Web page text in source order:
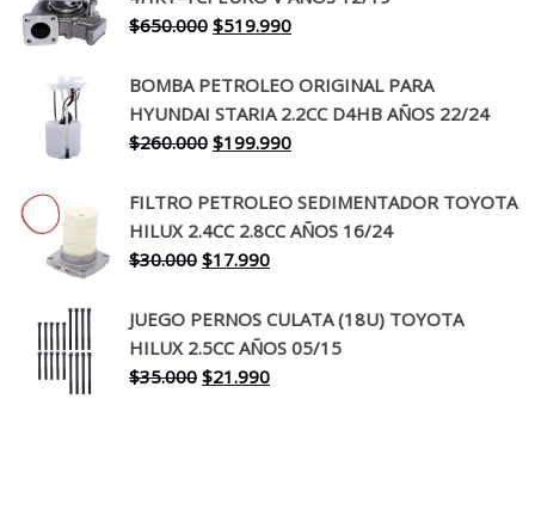
$130.000.$94.990.
$650.000 El
original
era:
$650.000.
$519.990El
actual
es:
$519.990.
BOMBA PETROLEO ORIGINAL PARA
HYUNDAI STARIA 2.2CC D4HB AÑOS 22/24
$260.000 El
original
era:
$260.000.
$199.990El
actual
es:
FILTRO PETROLEO SEDIMENTADOR TOYOTA
HILUX 2.4CC 2.8CC AÑOS 16/24
$30.000 El
original
era:
$30.000.
$17.990El
actual
es:
$17.990.
JUEGO PERNOS CULATA (18U) TOYOTA
HILUX 2.5CC AÑOS 05/15
$35.000 El
$21.990El